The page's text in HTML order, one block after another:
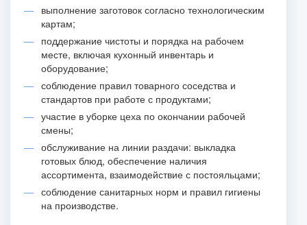
выполнение заготовок согласно технологическим
картам;
поддержание чистоты и порядка на рабочем
месте, включая кухонный инвентарь и
оборудование;
соблюдение правил товарного соседства и
стандартов при работе с продуктами;
участие в уборке цеха по окончании рабочей
смены;
обслуживание на линии раздачи: выкладка
готовых блюд, обеспечение наличия
ассортимента, взаимодействие с постояльцами;
соблюдение санитарных норм и правил гигиены
на производстве.